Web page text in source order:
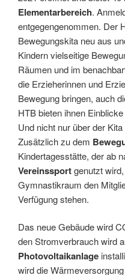
Elementarbereich.
entgegengenommen. Der
Bewegungskita neu aus
Kindern vielseitige
Räumen und im
die Erzieherinnen und
Bewegung bringen, auch
HTB bieten ihnen
Und nicht nur über der
Zusätzlich zu dem
Kindertagesstätte, der ab
Vereinssportgenutzt
Gymnastikraum den
Verfügung stehen.
Das neue Gebäude wird
den Stromverbrauch wird
Photovoltaikanlage
wird die